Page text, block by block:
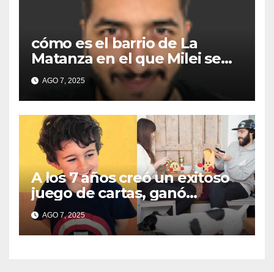
cómo es el barrio de La
Matanza en el que Milei se
sacó la foto de lanzamiento
de campaña en provincia de
Buenos Aires
AGO 7, 2025
A los 7 años creó un exitoso
juego de cartas, ganó
millones y ahora vendió la
idea para cumplir su sueño
AGO 7, 2025